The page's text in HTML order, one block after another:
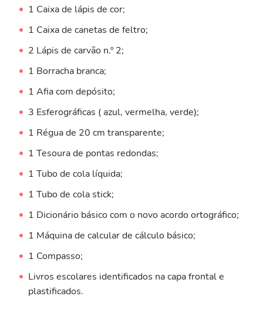
1 Caixa de lápis de cor;
1 Caixa de canetas de feltro;
2 Lápis de carvão n.º 2;
1 Borracha branca;
1 Afia com depósito;
3 Esferográficas ( azul, vermelha, verde);
1 Régua de 20 cm transparente;
1 Tesoura de pontas redondas;
1 Tubo de cola líquida;
1 Tubo de cola stick;
1 Dicionário básico com o novo acordo ortográfico;
1 Máquina de calcular de cálculo básico;
1 Compasso;
Livros escolares identificados na capa frontal e
plastificados.